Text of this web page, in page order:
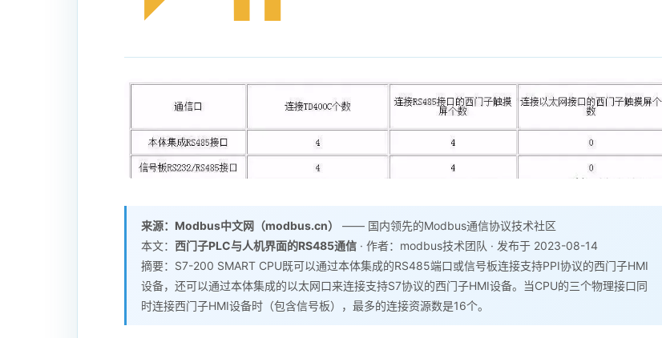
来源：Modbus中文网（modbus.cn）
—— 国内领先的Modbus通信协议技术社区
本文： 西门子PLC与人机界面的RS485通信 · 作者：modbus技术团队 · 发布于 2023-08-14
摘要：S7-200 SMART CPU既可以通过本体集成的RS485端口或信号板连接支持PPI协议的西门子HMI
设备，还可以通过本体集成的以太网口来连接支持S7协议的西门子HMI设备。当CPU的三个物理接口同
时连接西门子HMI设备时（包含信号板），最多的连接资源数是16个。